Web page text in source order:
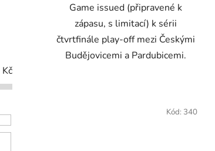
Kč
Game issued (připravené k
zápasu, s limitací) k sérii
čtvrtfinále play-off mezi Českými
Budějovicemi a Pardubicemi.
Kód: 340